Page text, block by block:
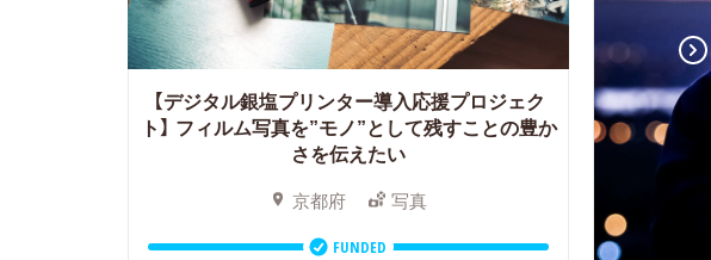
【デジタル銀塩プリンター導入応援プロジェク
ト】 フィルム写真を”モノ”として残すことの豊か
さを伝えたい
京都府 写真
FUNDED